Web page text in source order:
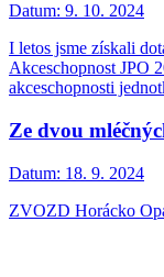
Datum: 9. 10. 2024
I letos jsme získali
Akceschopnost JPO
akceschopnosti
Ze dvou
Datum: 18. 9. 2024
ZVOZD Horácko